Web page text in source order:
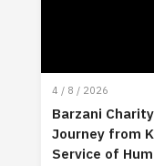
4 / 8 / 2026
Barzani
Journey from
Service of